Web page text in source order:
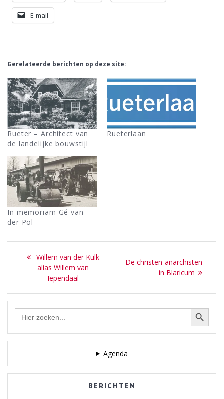
E-mail
Gerelateerde berichten op deze site:
Rueter – Architect van
de landelijke bouwstijl
Rueterlaan
In memoriam Gé van
der Pol
Bericht
navigatie
Previous
post:
Willem van der Kulk
alias Willem van
Iependaal
Next
De christen-anarchisten
in Blaricum
Zoek Zoekknop
Agenda
BERICHTEN